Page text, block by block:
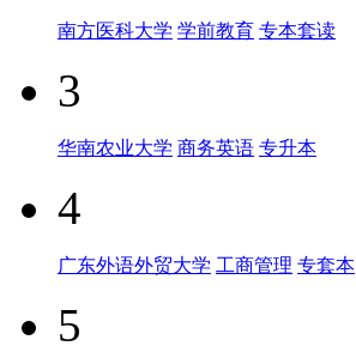
南方医科大学 学前教育 专本套读
3
华南农业大学 商务英语 专升本
4
广东外语外贸大学 工商管理 专套本
5